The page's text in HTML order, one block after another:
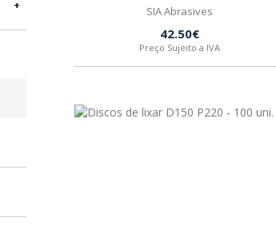
SIA Abrasives
42.50€
Preço Sujeito a IVA